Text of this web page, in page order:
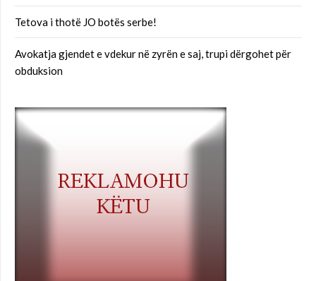
Tetova i thotë JO botës serbe!
Avokatja gjendet e vdekur në zyrën e saj, trupi dërgohet për
obduksion